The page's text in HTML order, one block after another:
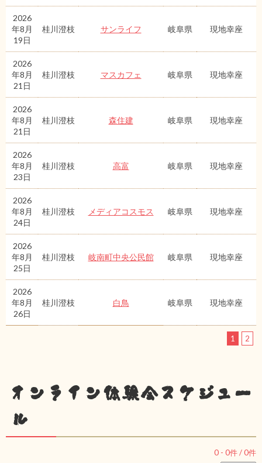
2026
年8月
19日
桂川澄枝 サンライフ 岐阜県 現地幸座
2026
年8月
21日
桂川澄枝 マスカフェ 岐阜県 現地幸座
2026
年8月
21日
桂川澄枝 森住建 岐阜県 現地幸座
2026
年8月
23日
桂川澄枝 高富 岐阜県 現地幸座
2026
年8月
24日
桂川澄枝 メディアコスモス 岐阜県 現地幸座
2026
年8月
25日
桂川澄枝 岐南町中央公民館 岐阜県 現地幸座
2026
年8月
26日
桂川澄枝 白鳥 岐阜県 現地幸座
1 2
オンライン体験会スケジュー
ル
0 - 0件 /0件